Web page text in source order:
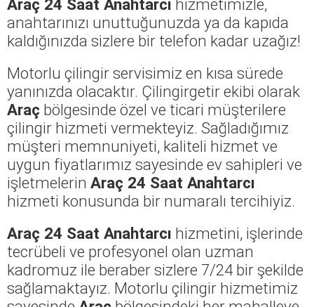
Araç 24 Saat Anahtarcı hizmetimizle,
anahtarınızı unuttuğunuzda ya da kapıda
kaldığınızda sizlere bir telefon kadar uzağız!
Motorlu çilingir servisimiz en kısa sürede
yanınızda olacaktır. Çilingirgetir ekibi olarak
Araç bölgesinde özel ve ticari müşterilere
çilingir hizmeti vermekteyiz. Sağladığımız
müşteri memnuniyeti, kaliteli hizmet ve
uygun fiyatlarımız sayesinde ev sahipleri ve
işletmelerin Araç 24 Saat Anahtarcı
hizmeti konusunda bir numaralı tercihiyiz.
Araç 24 Saat Anahtarcı hizmetini, işlerinde
tecrübeli ve profesyonel olan uzman
kadromuz ile beraber sizlere 7/24 bir şekilde
sağlamaktayız. Motorlu çilingir hizmetimiz